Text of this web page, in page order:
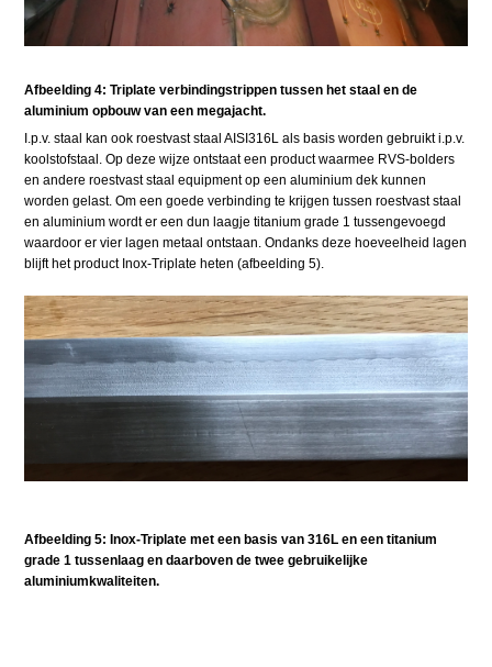
Afbeelding 4: Triplate verbindingstrippen tussen het staal en de
aluminium opbouw van een megajacht.
I.p.v. staal kan ook roestvast staal AISI316L als basis worden gebruikt i.p.v.
koolstofstaal. Op deze wijze ontstaat een product waarmee RVS-bolders
en andere roestvast staal equipment op een aluminium dek kunnen
worden gelast. Om een goede verbinding te krijgen tussen roestvast staal
en aluminium wordt er een dun laagje titanium grade 1 tussengevoegd
waardoor er vier lagen metaal ontstaan. Ondanks deze hoeveelheid lagen
blijft het product Inox-Triplate heten (afbeelding 5).
Afbeelding 5: Inox-Triplate met een basis van 316L en een titanium
grade 1 tussenlaag en daarboven de twee gebruikelijke
aluminiumkwaliteiten.